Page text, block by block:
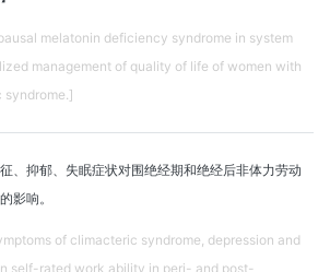
melatonin deficiency syndrome in system
management of quality of life of women with
syndrome.]
、抑郁、失眠症状对围绝经期和绝经后非体力劳动
影响。
of climacteric syndrome, depression and
self-rated work ability in peri- and post-